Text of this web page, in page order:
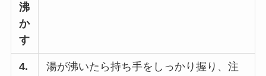
沸
か
す
4.
湯が沸いたら持ち手をしっかり握り、注